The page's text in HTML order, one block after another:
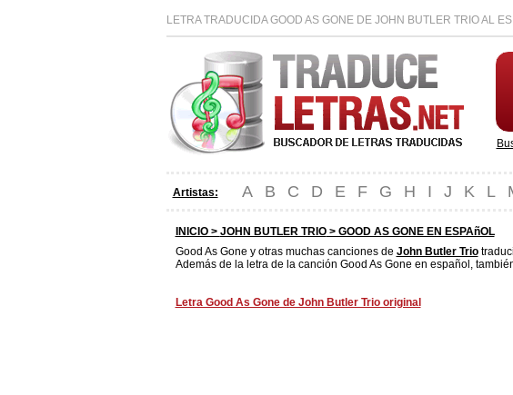
LETRA TRADUCIDA GOOD AS GONE DE JOHN BUTLER TRIO AL
Artistas: A B C D E F G H I J K L
INICIO > JOHN BUTLER TRIO> GOOD AS GONE EN ESPAñOL
Good As Gone y otras muchas canciones de John Butler Trio
Además de la letra de la canción Good As Gone en español,
Letra Good As Gone de John Butler Trio original